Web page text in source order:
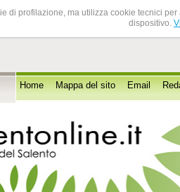
di profilazione, ma utilizza cookie tecnici
dispositivo.
Home Mappa del sito Email